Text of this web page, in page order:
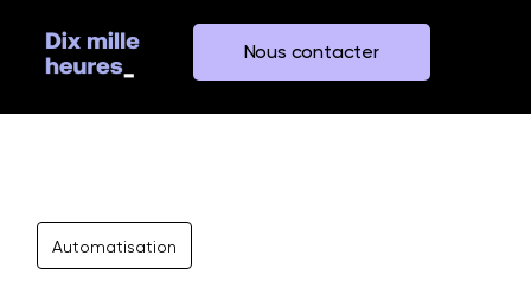
Nous contacter
Automatisation